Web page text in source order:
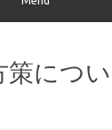
策につ